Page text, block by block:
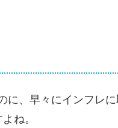
に、早々にインフレ
ね。